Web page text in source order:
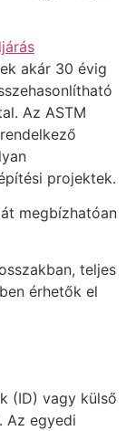
akár 30 évig
Az ASTM
projektek.
megbízhatóan
teljes
érhetők el
(ID) vagy külső
Az egyedi